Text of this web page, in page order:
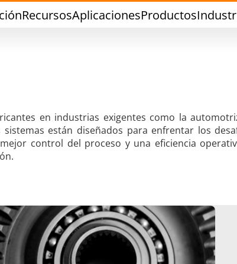
RecursosAplicacionesProductos
con Estaño Soldadura de
Conformado en
en industrias exigentes como la
están diseñados para enfrentar los
control del proceso y una eficiencia